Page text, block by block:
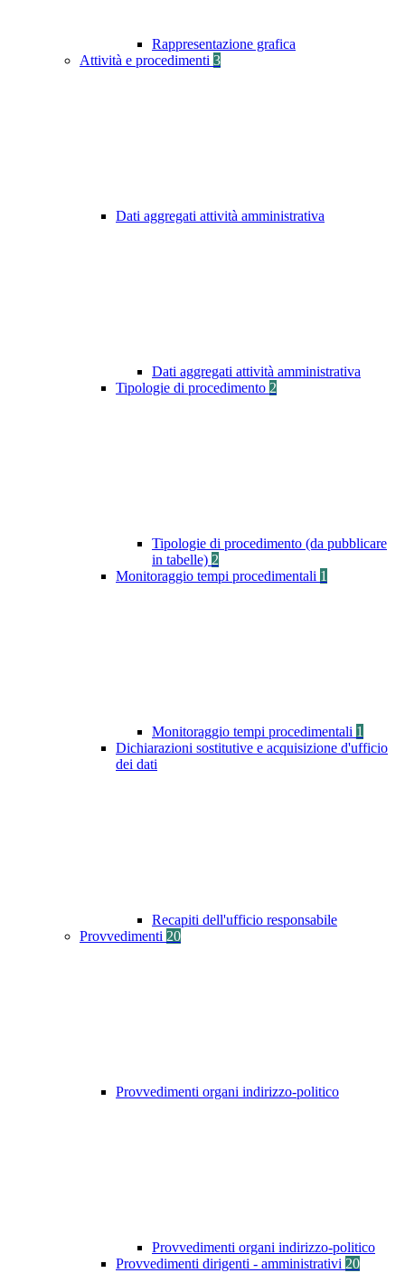
Rappresentazione grafica
Attività e procedimenti 3
Dati aggregati attività amministrativa
Dati aggregati attività amministrativa
Tipologie di procedimento 2
Tipologie di procedimento (da pubblicare
in tabelle) 2
Monitoraggio tempi procedimentali 1
Monitoraggio tempi procedimentali 1
Dichiarazioni sostitutive e acquisizione d'ufficio
dei dati
Recapiti dell'ufficio responsabile
Provvedimenti 20
Provvedimenti organi indirizzo-politico
Provvedimenti organi indirizzo-politico
Provvedimenti dirigenti - amministrativi 20